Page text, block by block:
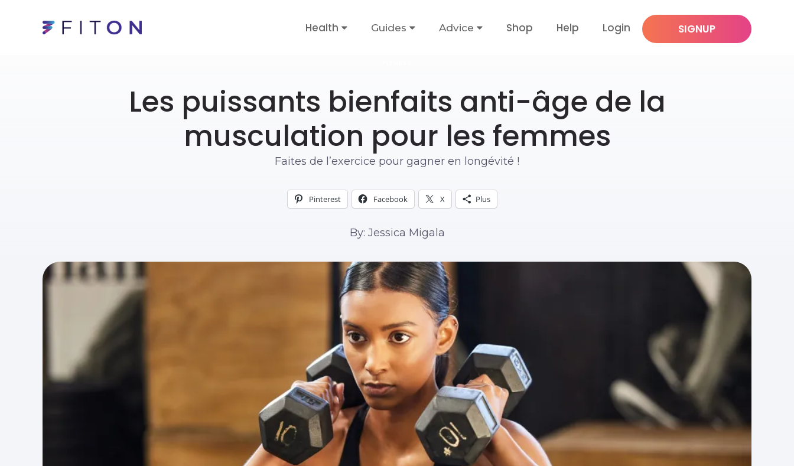
Health Guides Advice Shop Help Login SIGNUP
Les puissants bienfaits anti-âge de la
musculation pour les femmes
Faites de l’exercice pour gagner en longévité !
Pinterest Facebook X Plus
By: Jessica Migala